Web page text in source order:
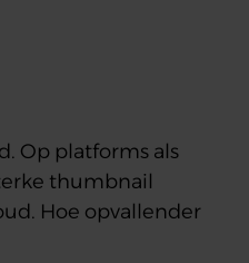
Op platforms als
thumbnail
Hoe opvallender